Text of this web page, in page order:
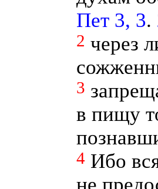
Пет 3, 3.
2 через
3
в пищу
4 Ибо